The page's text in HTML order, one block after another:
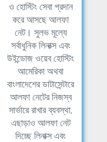
ও হোস্টিং সেবা প্রদান
করে আসছে আলফা
নেট। সুলভ মূল্যে
সর্বাধুনিক লিনাক্স এবং
উইন্ডোজ ওয়েব হোস্টিং
আমেরিকা অথবা
বাংলাদেশের ডাটাসেন্টারে
আলফা নেটের নিজস্ব
সার্ভারে রাখার ব্যবস্থা,
এছাড়াও আলফা নেট
দিচ্ছে লিনাক্স এবং